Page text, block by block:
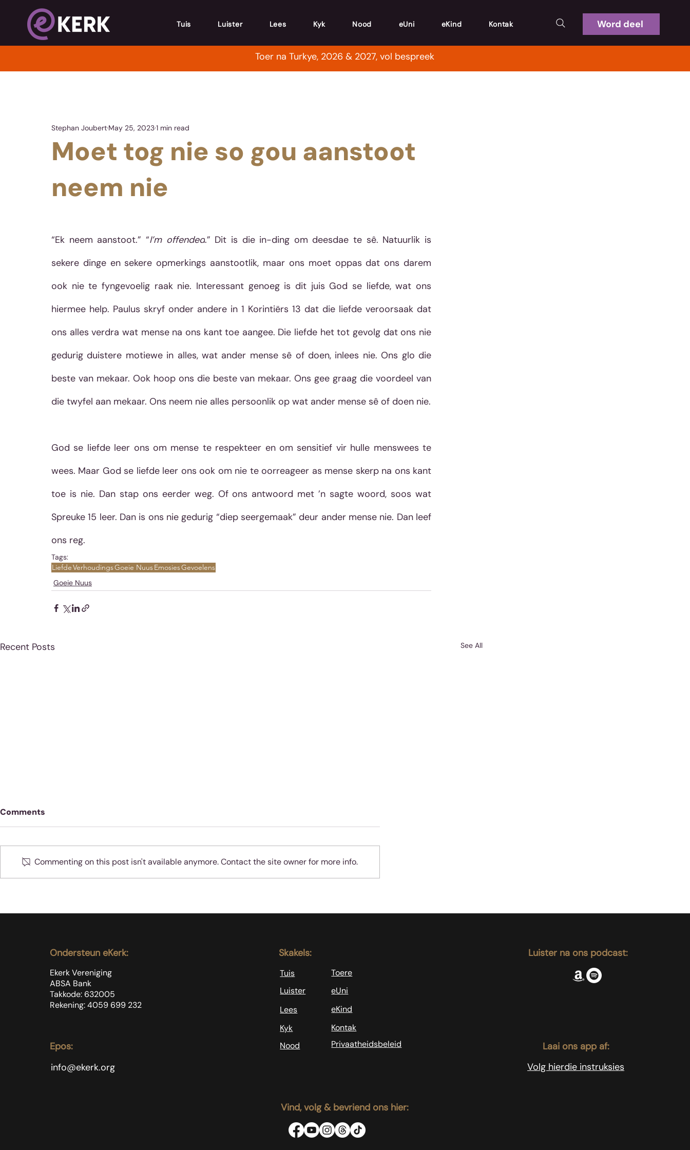
Tuis Luister Lees Kyk Nood eUni eKind Kontak Word deel
Toer na Turkye, 2026 & 2027, vol bespreek
Moet tog nie so gou aanstoot
neem nie
Stephan Joubert May 25, 20231 min read
“Ek neem aanstoot.” “I’m offended.” Dit is die in-ding om deesdae te sê. Natuurlik is
sekere dinge en sekere opmerkings aanstootlik, maar ons moet oppas dat ons darem
ook nie te fyngevoelig raak nie. Interessant genoeg is dit juis God se liefde, wat ons
hiermee help. Paulus skryf onder andere in 1 Korintiërs 13 dat die liefde veroorsaak dat
ons alles verdra wat mense na ons kant toe aangee. Die liefde het tot gevolg dat ons nie
gedurig duistere motiewe in alles, wat ander mense sê of doen, inlees nie. Ons glo die
beste van mekaar. Ook hoop ons die beste van mekaar. Ons gee graag die voordeel van
God se liefde leer ons om mense te respekteer en om sensitief vir hulle menswees te
wees. Maar God se liefde leer ons ook om nie te oorreageer as mense skerp na ons kant
toe is nie. Dan stap ons eerder weg. Of ons antwoord met ’n sagte woord, soos wat
Spreuke 15 leer. Dan is ons nie gedurig “diep seergemaak” deur ander mense nie. Dan leef
ons reg.
Tags:
LiefdeVerhoudingsGoeie NuusEmosiesGevoelens
Goeie Nuus
Recent Posts See All
Oefen jou geheue
Comments
Commenting on this post isn't available anymore. Contact the site owner for more info.
Ondersteun eKerk:
Ekerk Vereniging
ABSA Bank
Takkode: 632005
Rekening: 4059 699 232
Epos:
info@ekerk.org
Skakels:
Tuis
Toere
Luister
eUni
Lees
eKind
Kyk
Kontak
Nood
Privaatheidsbeleid
Vind, volg & bevriend ons hier:
Luister na ons podcast:
Laai ons app af:
Volg hierdie instruksies